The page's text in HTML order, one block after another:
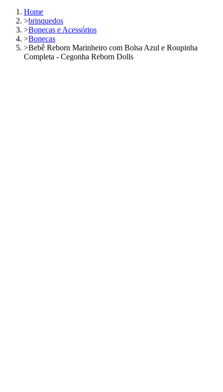
Home
>brinquedos
>Bonecas e Acessórios
>Bonecas
>Bebê Reborn Marinheiro com Bolsa Azul e Roupinha
Completa - Cegonha Reborn Dolls